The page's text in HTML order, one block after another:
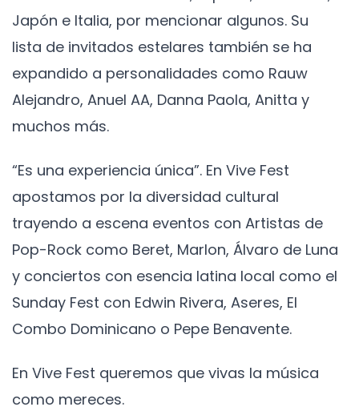
Japón e Italia, por mencionar algunos. Su
lista de invitados estelares también se ha
expandido a personalidades como Rauw
Alejandro, Anuel AA, Danna Paola, Anitta y
muchos más.
“Es una experiencia única”. En Vive Fest
apostamos por la diversidad cultural
trayendo a escena eventos con Artistas de
Pop-Rock como Beret, Marlon, Álvaro de Luna
y conciertos con esencia latina local como el
Sunday Fest con Edwin Rivera, Aseres, El
Combo Dominicano o Pepe Benavente.
En Vive Fest queremos que vivas la música
como mereces.